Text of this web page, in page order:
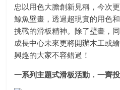
忠以用色大膽創新見稱，今次
鯨魚壁畫，透過超現實的用色
挑戰的滑板精神。除了壁畫，
成長中心未來更將開辦木工或
興趣的大家不容錯過！
一系列主題式滑板活動．一齊